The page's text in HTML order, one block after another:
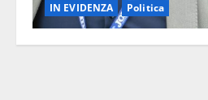
IN EVIDENZA Politica